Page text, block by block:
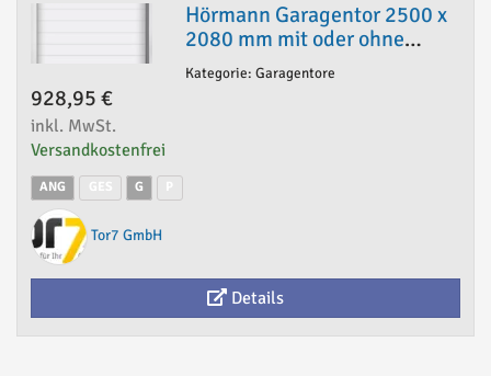
Hörmann Garagentor 2500 x
2080 mm mit oder ohne
Antrieb
Kategorie: Garagentore
928,95 €
inkl. MwSt.
Versandkostenfrei
ANG G
Tor7 GmbH
Details